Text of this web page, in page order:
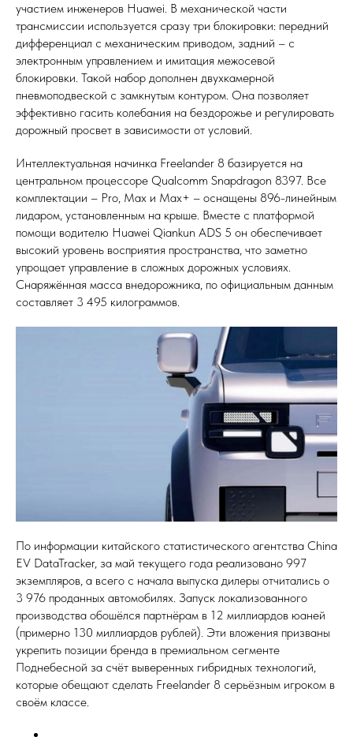
участием инженеров Huawei. В механической части
трансмиссии используется сразу три блокировки: передний
дифференциал с механическим приводом, задний – с
электронным управлением и имитация межосевой
блокировки. Такой набор дополнен двухкамерной
пневмоподвеской с замкнутым контуром. Она позволяет
эффективно гасить колебания на бездорожье и регулировать
дорожный просвет в зависимости от условий.
Интеллектуальная начинка Freelander 8 базируется на
центральном процессоре Qualcomm Snapdragon 8397. Все
комплектации – Pro, Max и Max+ – оснащены 896-линейным
лидаром, установленным на крыше. Вместе с платформой
помощи водителю Huawei Qiankun ADS 5 он обеспечивает
высокий уровень восприятия пространства, что заметно
упрощает управление в сложных дорожных условиях.
Снаряжённая масса внедорожника, по официальным данным
составляет 3 495 килограммов.
По информации китайского статистического агентства China
EV DataTracker, за май текущего года реализовано 997
экземпляров, а всего с начала выпуска дилеры отчитались о
3 976 проданных автомобилях. Запуск локализованного
производства обошёлся партнёрам в 12 миллиардов юаней
(примерно 130 миллиардов рублей). Эти вложения призваны
укрепить позиции бренда в премиальном сегменте
Поднебесной за счёт выверенных гибридных технологий,
которые обещают сделать Freelander 8 серьёзным игроком в
своём классе.